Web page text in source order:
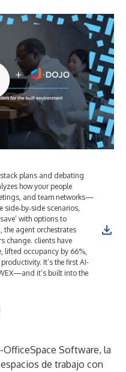
plans and debating
how your people
and team networks—
side‑by‑side scenarios,
with options to
the agent orchestrates
change. clients have
lifted occupancy by 66%,
It’s the first AI-
it’s built into the
OfficeSpace Software, la
de trabajo con